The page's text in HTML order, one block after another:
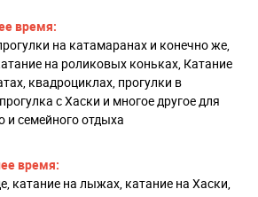
время:
на катамаранах и конечно же,
на роликовых коньках, Катание
квадроциклах, прогулки в
с Хаски и многое другое для
и семейного отдыха
время:
катание на лыжах, катание на Хаски,